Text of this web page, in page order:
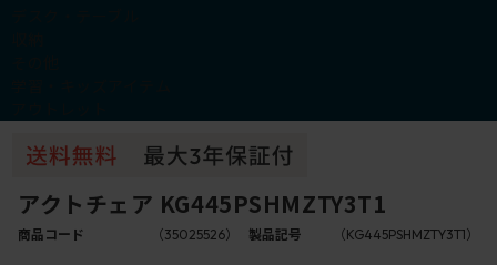
アクトチェア KG445PSHMZTY3T1
商品コード （35025526） 製品記号 （KG445PSHMZTY3T1）